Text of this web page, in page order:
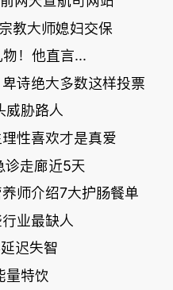
教大师媳妇交保
！他直言...
诗绝大多数这样投票
威胁路人
性喜欢才是真爱
诊走廊近5天
师介绍7大护肠餐单
业最缺人
迟失智
量特饮